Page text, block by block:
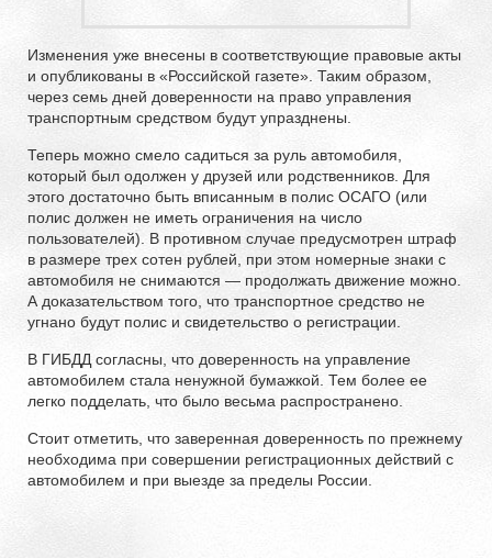
Изменения уже внесены в соответствующие правовые акты
и опубликованы в «Российской газете». Таким образом,
через семь дней доверенности на право управления
транспортным средством будут упразднены.
Теперь можно смело садиться за руль автомобиля,
который был одолжен у друзей или родственников. Для
этого достаточно быть вписанным в полис ОСАГО (или
полис должен не иметь ограничения на число
пользователей). В противном случае предусмотрен штраф
в размере трех сотен рублей, при этом номерные знаки с
автомобиля не снимаются — продолжать движение можно.
А доказательством того, что транспортное средство не
угнано будут полис и свидетельство о регистрации.
В ГИБДД согласны, что доверенность на управление
автомобилем стала ненужной бумажкой. Тем более ее
легко подделать, что было весьма распространено.
Стоит отметить, что заверенная доверенность по прежнему
необходима при совершении регистрационных действий с
автомобилем и при выезде за пределы России.